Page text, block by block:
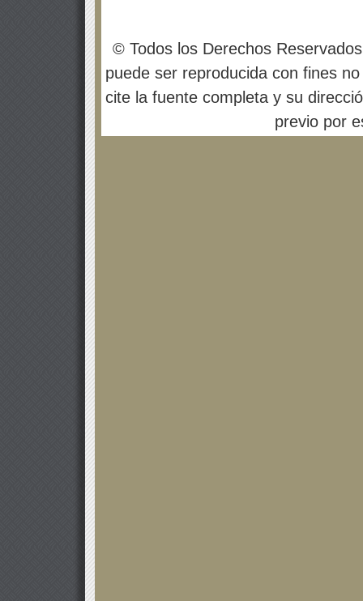
© Todos los Derechos
puede ser reproducida con fines
cite la fuente completa y su
previo por